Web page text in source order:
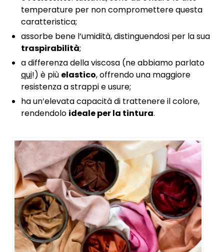
temperature per non compromettere questa
caratteristica;
assorbe bene l’umidità, distinguendosi per la sua
traspirabilità;
a differenza della viscosa (ne abbiamo parlato
qui!) è più elastico, offrendo una maggiore
resistenza a strappi e usure;
ha un’elevata capacità di trattenere il colore,
rendendolo ideale per la tintura.